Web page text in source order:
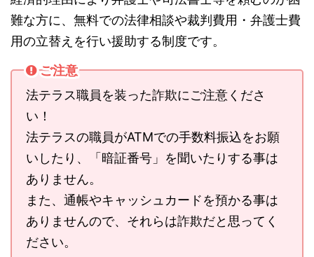
難な方に、無料での法律相談や裁判費用・弁護士費
用の立替えを行い援助する制度です。
ご注意
法テラス職員を装った詐欺にご注意くださ
い！
法テラスの職員がATMでの手数料振込をお願
いしたり、「暗証番号」を聞いたりする事は
ありません。
また、通帳やキャッシュカードを預かる事は
ありませんので、それらは詐欺だと思ってく
ださい。